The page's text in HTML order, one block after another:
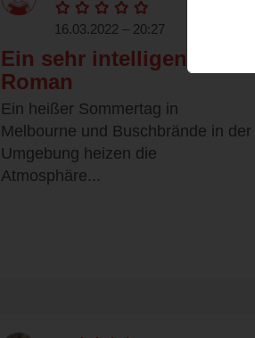
16.03.2022 – 20:27
Ein sehr intelligenter
Roman
Ein heißer Sommertag in
Melbourne und Buschbrände in der
Umgebung heizen die
Atmosphäre...